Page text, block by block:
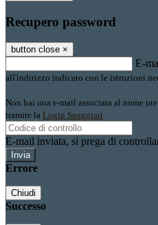
Recupero password
button close ×
E-
all'indirizzo indicato con le istruzioni
Non hai una e-mail associata al nome
tramite la Login Spaggiari
E-mail inviata, si prega di
Errore
Chiudi
Successo